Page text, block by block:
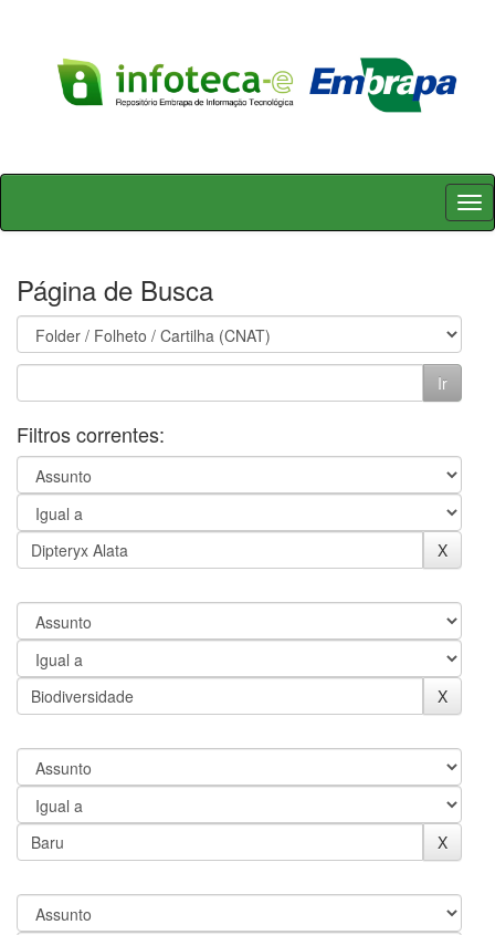
Skip
Página de Busca
Filtros correntes: